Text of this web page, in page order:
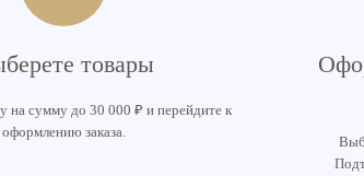
товары
на сумму до 30 000 ₽ и перейдите к
оформлению заказа.